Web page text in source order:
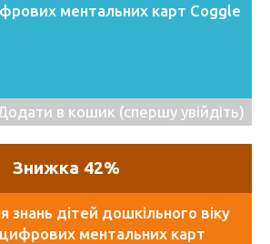
ментальних карт Coggle
в кошик (спершу увійдіть)
Знижка 42%
знань дітей дошкільного віку
ментальних карт